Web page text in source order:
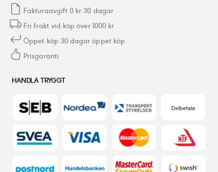
Fakturaavgift 0 kr 30 dagar
Fri frakt vid köp över 1000 kr
Öppet köp 30 dagar öppet köp
Prisgaranti
HANDLA TRYGGT